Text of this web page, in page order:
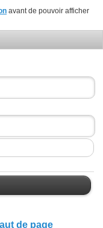
avant de pouvoir afficher
de page